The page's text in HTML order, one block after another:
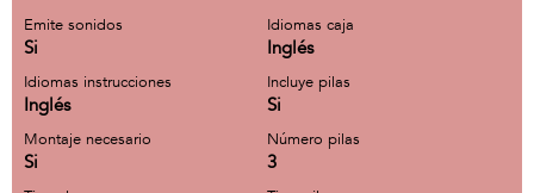
Emite sonidos
Si
Idiomas caja
Inglés
Idiomas instrucciones
Inglés
Incluye pilas
Si
Montaje necesario
Si
Número pilas
3